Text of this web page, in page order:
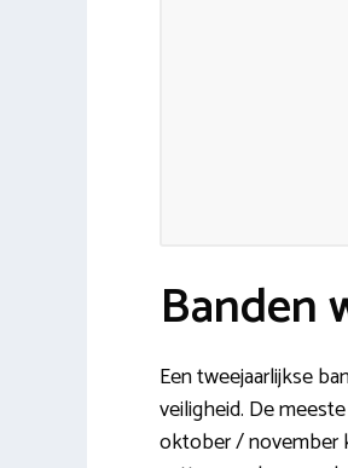
Banden
Een tweejaarlijkse
veiligheid. De
oktober / november